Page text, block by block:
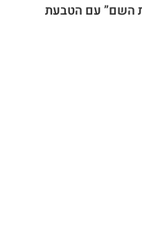
השם” עם הטבעת